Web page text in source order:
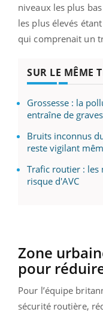
niveaux les plus
les plus élevés
qui comprenait un
SUR LE MÊME
Grossesse : la
entraîne de
Bruits inconnus
reste vigilant
Trafic routier : les
risque d'AVC
Zone
pour
Pour l’équipe
sécurité routière,